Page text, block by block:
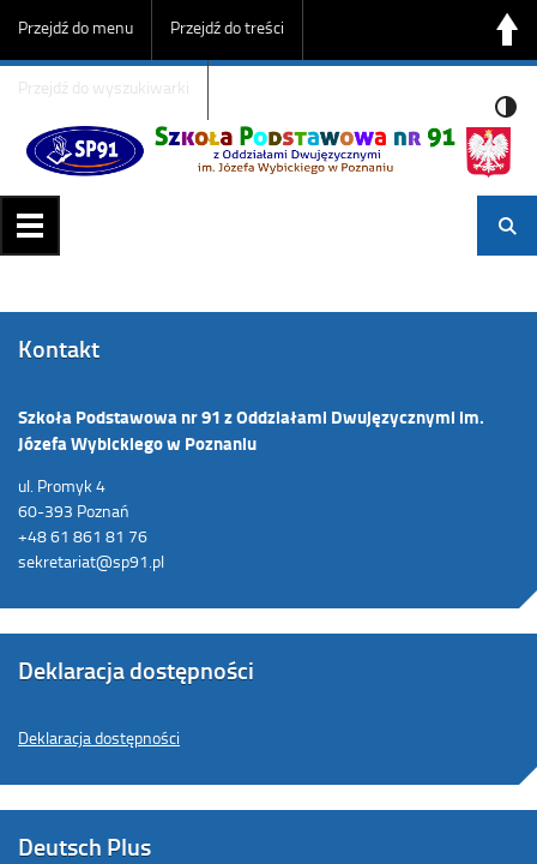
Przejdź do menu Przejdź do treści
Przejdź do wyszukiwarki
Kontakt
Szkoła Podstawowa nr 91 z Oddziałami Dwujęzycznymi im.
Józefa Wybickiego w Poznaniu
ul. Promyk 4
60-393 Poznań
+48 61 861 81 76
sekretariat@sp91.pl
Deklaracja dostępności
Deklaracja dostępności
Deutsch Plus